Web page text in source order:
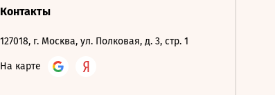
Контакты
127018, г. Москва, ул. Полковая, д. 3, стр. 1
На карте